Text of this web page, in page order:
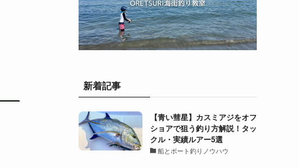
新着記事
【青い彗星】カスミアジをオフ
ショアで狙う釣り方解説！タッ
クル・実績ルアー5選
船とボート釣りノウハウ